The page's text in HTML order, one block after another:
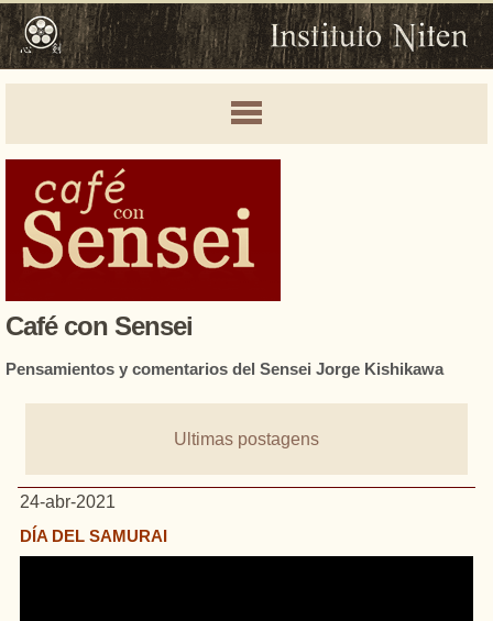
Café con Sensei
Pensamientos y comentarios del Sensei Jorge Kishikawa
Ultimas postagens
24-abr-2021
DÍA DEL SAMURAI